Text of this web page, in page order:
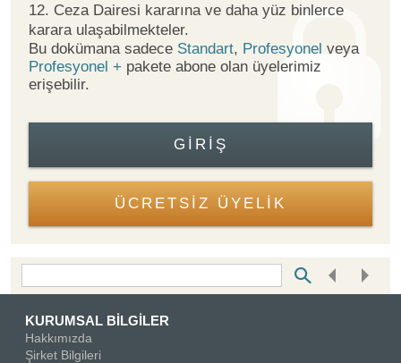
12. Ceza Dairesi kararına ve daha yüz binlerce
karara ulaşabilmekteler.
Bu dokümana sadece Standart, Profesyonel veya
Profesyonel + pakete abone olan üyelerimiz
erişebilir.
GIRIŞ
ÜCRETSİZ ÜYELİK
KURUMSAL BİLGİLER
Hakkımızda
Şirket Bilgileri